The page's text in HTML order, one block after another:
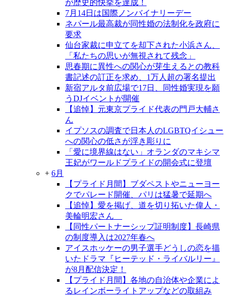
が歴史的快挙を達成！
7月14日は国際ノンバイナリーデー
ネパール最高裁が同性婚の法制化を政府に
要求
仙台家裁に申立てを却下された小浜さん、
「私たちの思いが無視されて残念」
思春期に異性への関心が芽生えるとの教科
書記述の訂正を求め、1万人超の署名提出
新宿アルタ前広場で17日、同性婚実現を願
うDJイベントが開催
【追悼】元東京プライド代表の門戸大輔さ
ん
イプソスの調査で日本人のLGBTQイシュー
への関心の低さが浮き彫りに
「愛に境界線はない」オランダのマキシマ
王妃がワールドプライドの開会式に登壇
+ 6月
【プライド月間】ブダペストやニューヨー
クでパレード開催、パリは猛暑で延期へ
【追悼】愛を掲げ、道を切り拓いた偉人・
美輪明宏さん
【同性パートナーシップ証明制度】長崎県
の制度導入は2027年春へ
アイスホッケーの男子選手どうしの恋を描
いたドラマ『ヒーテッド・ライバルリー』
が8月配信決定！
【プライド月間】各地の自治体や企業によ
るレインボーライトアップなどの取組み